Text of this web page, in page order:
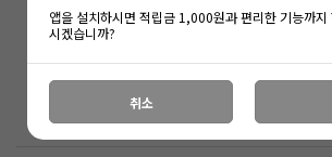
비망토
15,000원
앱을 설치하시면 적립금 1,000원과 편리한 기능까
시겠습니까?
취소